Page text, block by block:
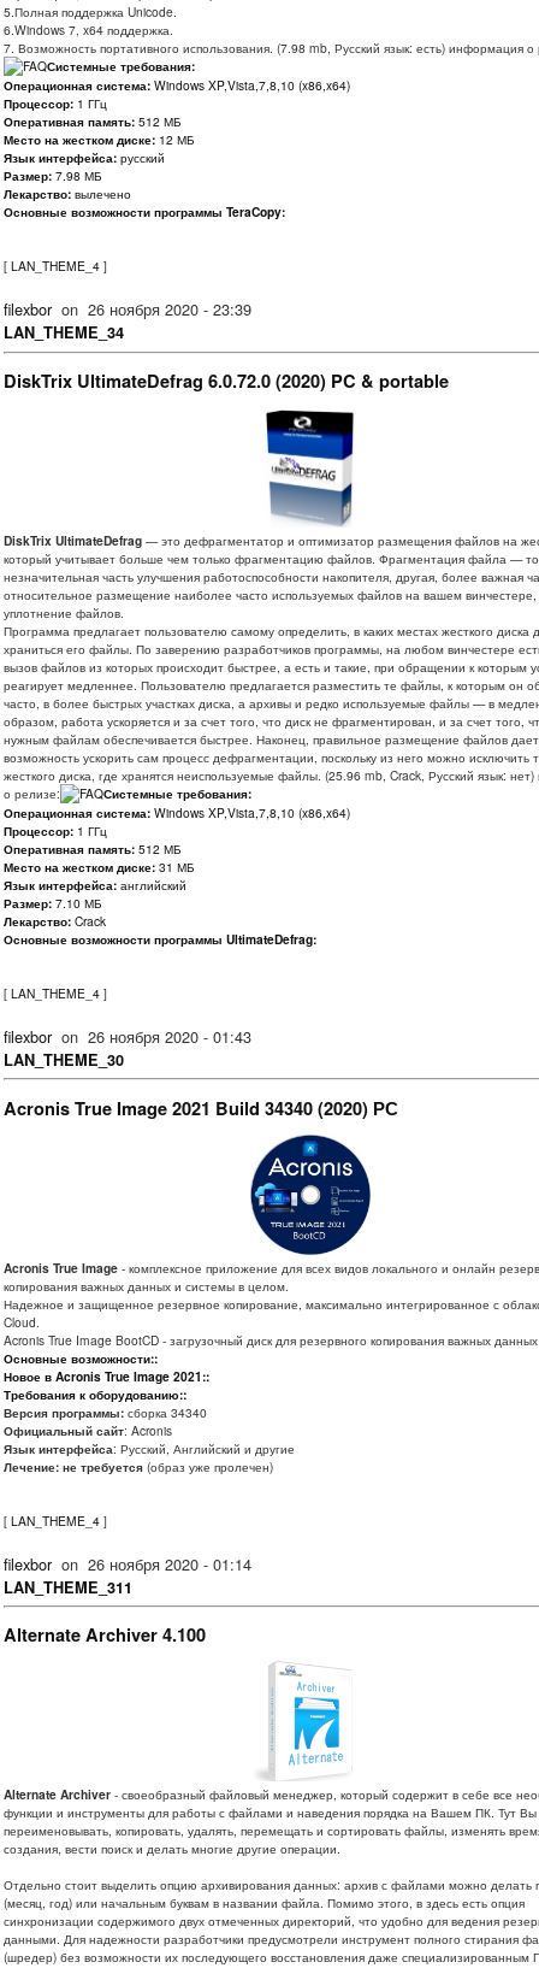
5.Полная поддержка Unicode.
6.Windows 7, x64 поддержка.
7. Возможность портативного использования. (7.98 mb, Русский язык: есть) информация о
Системные требования:
Операционная система: Windows XP,Vista,7,8,10 (x86,x64)
Процессор: 1 ГГц
Оперативная память: 512 МБ
Место на жестком диске: 12 МБ
Язык интерфейса: русский
Размер: 7.98 МБ
Лекарство: вылечено
Основные возможности программы TeraCopy:
[ LAN_THEME_4 ]
filexboron 26 ноября 2020 - 23:39
LAN_THEME_34
DiskTrix UltimateDefrag 6.0.72.0 (2020) PC & portable
DiskTrix UltimateDefrag — это дефрагментатор и оптимизатор размещения файлов на
который учитывает больше чем только фрагментацию файлов. Фрагментация файла —
незначительная часть улучшения работоспособности накопителя, другая, более важная
относительное размещение наиболее часто используемых файлов на вашем
уплотнение файлов.
Программа предлагает пользователю самому определить, в каких местах жесткого диска
храниться его файлы. По заверению разработчиков программы, на любом винчестере
вызов файлов из которых происходит быстрее, а есть и такие, при обращении к которым
реагирует медленнее. Пользователю предлагается разместить те файлы, к которым он
часто, в более быстрых участках диска, а архивы и редко используемые файлы — в
образом, работа ускоряется и за счет того, что диск не фрагментирован, и за счет того,
нужным файлам обеспечивается быстрее. Наконец, правильное размещение файлов дает
возможность ускорить сам процесс дефрагментации, поскольку из него можно исключить
жесткого диска, где хранятся неиспользуемые файлы. (25.96 mb, Crack, Русский язык:
о релизе:
Системные требования:
Операционная система: Windows XP,Vista,7,8,10 (x86,x64)
Процессор: 1 ГГц
Оперативная память: 512 МБ
Место на жестком диске: 31 МБ
Язык интерфейса: английский
Размер: 7.10 МБ
Лекарство: Crack
Основные возможности программы UltimateDefrag:
[ LAN_THEME_4 ]
filexboron 26 ноября 2020 - 01:43
LAN_THEME_30
Acronis True Image 2021 Build 34340 (2020) РС
Acronis True Image - комплексное приложение для всех видов локального и онлайн
копирования важных данных и системы в целом.
Надежное и защищенное резервное копирование, максимально интегрированное с
Cloud.
Acronis True Image BootCD - загрузочный диск для резервного копирования важных
Основные возможности::
Новое в Acronis True Image 2021::
Требования к оборудованию::
Версия программы: сборка 34340
Официальный сайт: Acronis
Язык интерфейса: Русский, Английский и другие
Лечение: не требуется (образ уже пролечен)
[ LAN_THEME_4 ]
filexboron 26 ноября 2020 - 01:14
LAN_THEME_311
Alternate Archiver 4.100
Alternate Archiver - своеобразный файловый менеджер, который содержит в себе все
функции и инструменты для работы с файлами и наведения порядка на Вашем ПК. Тут
переименовывать, копировать, удалять, перемещать и сортировать файлы, изменять
создания, вести поиск и делать многие другие операции.
Отдельно стоит выделить опцию архивирования данных: архив с файлами можно делать
(месяц, год) или начальным буквам в названии файла. Помимо этого, в здесь есть опция
синхронизации содержимого двух отмеченных директорий, что удобно для ведения
данными. Для надежности разработчики предусмотрели инструмент полного стирания
(шредер) без возможности их последующего восстановления даже специализированным